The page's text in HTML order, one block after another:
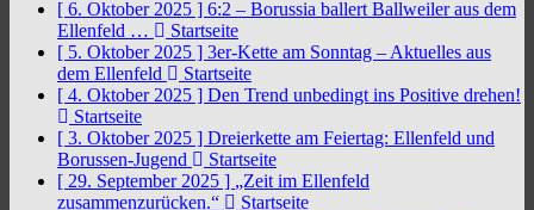
[ 6. Oktober 2025 ] 6:2 – Borussia ballert Ballweiler aus dem
Ellenfeld …
Startseite
[ 5. Oktober 2025 ] 3er-Kette am Sonntag – Aktuelles aus
dem Ellenfeld
Startseite
[ 4. Oktober 2025 ] Den Trend unbedingt ins Positive drehen!
Startseite
[ 3. Oktober 2025 ] Dreierkette am Feiertag: Ellenfeld und
Borussen-Jugend
Startseite
[ 29. September 2025 ] „Zeit im Ellenfeld
zusammenzurücken.“
Startseite